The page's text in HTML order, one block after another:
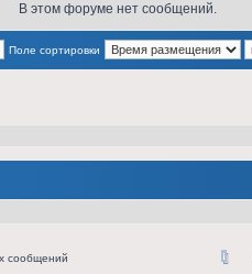
В этом форуме нет сообщений.
Поле сортировки
сообщений